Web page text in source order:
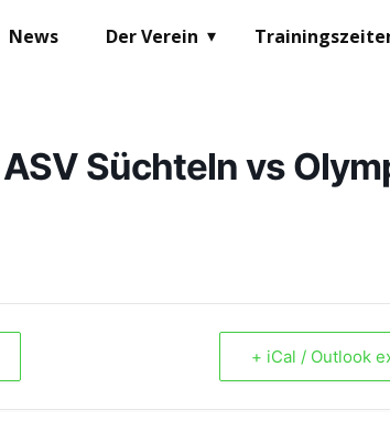
News Der Verein
Süchteln vs
+ iCal / Outlook